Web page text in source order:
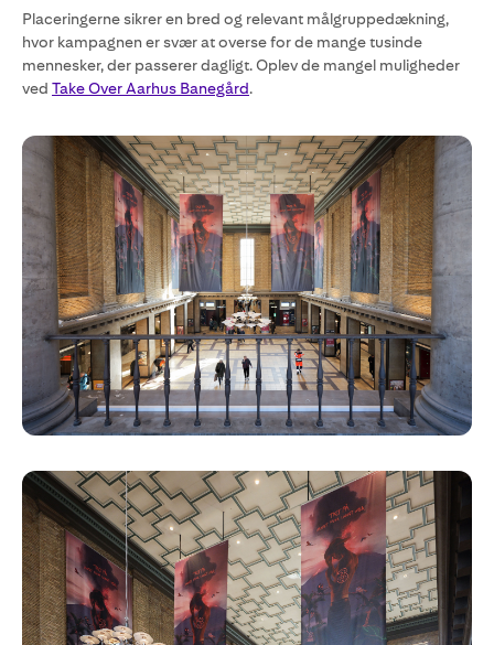
Placeringerne sikrer en bred og relevant målgruppedækning,
hvor kampagnen er svær at overse for de mange tusinde
mennesker, der passerer dagligt. Oplev de mangel muligheder
ved Take Over Aarhus Banegård.